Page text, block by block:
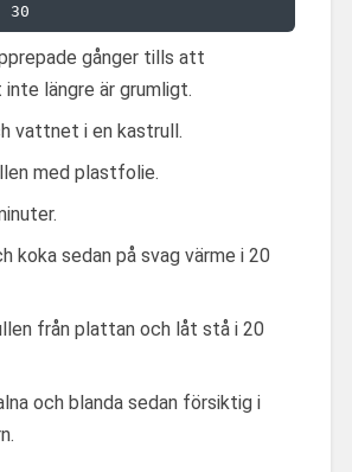
30
gånger tills att
längre är grumligt.
vattnet i en kastrull.
med plastfolie.
koka sedan på svag värme i 20
från plattan och låt stå i 20
och blanda sedan försiktig i